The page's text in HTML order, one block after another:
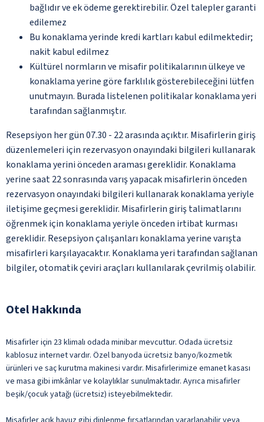
bağlıdır ve ek ödeme gerektirebilir. Özel talepler garanti
edilemez
Bu konaklama yerinde kredi kartları kabul edilmektedir;
nakit kabul edilmez
Kültürel normların ve misafir politikalarının ülkeye ve
konaklama yerine göre farklılık gösterebileceğini lütfen
unutmayın. Burada listelenen politikalar konaklama yeri
tarafından sağlanmıştır.
Resepsiyon her gün 07.30 - 22 arasında açıktır. Misafirlerin giriş
düzenlemeleri için rezervasyon onayındaki bilgileri kullanarak
konaklama yerini önceden araması gereklidir. Konaklama
yerine saat 22 sonrasında varış yapacak misafirlerin önceden
rezervasyon onayındaki bilgileri kullanarak konaklama yeriyle
iletişime geçmesi gereklidir. Misafirlerin giriş talimatlarını
öğrenmek için konaklama yeriyle önceden irtibat kurması
gereklidir. Resepsiyon çalışanları konaklama yerine varışta
misafirleri karşılayacaktır. Konaklama yeri tarafından sağlanan
bilgiler, otomatik çeviri araçları kullanılarak çevrilmiş olabilir.
Otel Hakkında
Misafirler için 23 klimalı odada minibar mevcuttur. Odada ücretsiz
kablosuz internet vardır. Özel banyoda ücretsiz banyo/kozmetik
ürünleri ve saç kurutma makinesi vardır. Misafirlerimize emanet kasası
ve masa gibi imkânlar ve kolaylıklar sunulmaktadır. Ayrıca misafirler
beşik/çocuk yatağı (ücretsiz) isteyebilmektedir.